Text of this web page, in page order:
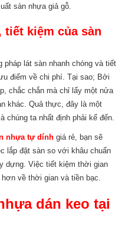
sàn nhựa giả gỗ.
tiết kiệm của sàn
lát sàn nhanh chóng và tiết
điểm về chi phí. Tại sao; Bởi
chắc chắn mà chỉ lấy một nửa
khác. Quả thực, đây là một
chúng ta nhất định phải kể đến.
nhựa tự dính giá rẻ, bạn sẽ
lắp đặt sàn so với khâu chuẩn
dựng. Việc tiết kiệm thời gian
về thời gian và tiền bạc.
dán keo tại